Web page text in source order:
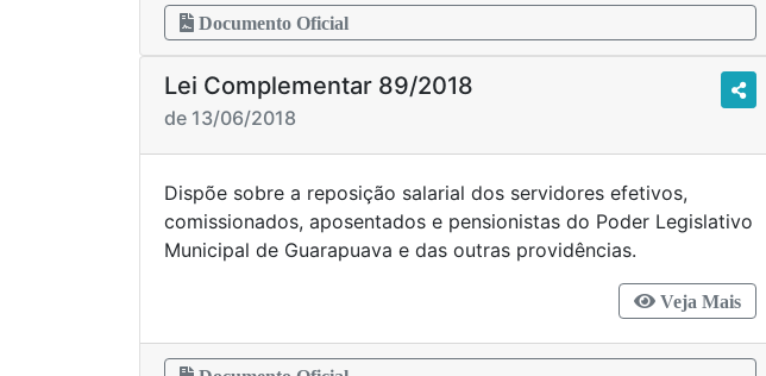
Documento Oficial
Lei Complementar 89/2018
de 13/06/2018
Dispõe sobre a reposição salarial dos servidores efetivos,
comissionados, aposentados e pensionistas do Poder Legislativo
Municipal de Guarapuava e das outras providências.
Veja Mais